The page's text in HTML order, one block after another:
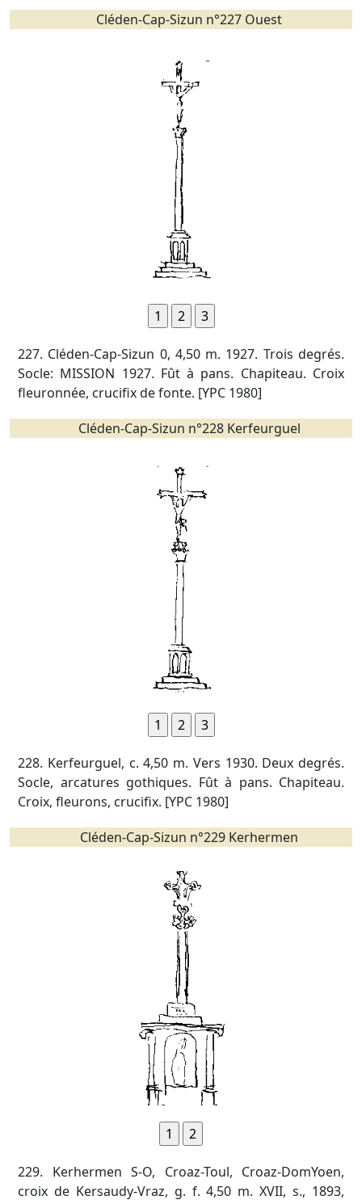
Cléden-Cap-Sizun n°227 Ouest
227. Cléden-Cap-Sizun 0, 4,50 m. 1927. Trois degrés.
Socle: MISSION 1927. Fût à pans. Chapiteau. Croix
fleuronnée, crucifix de fonte. [YPC 1980]
Cléden-Cap-Sizun n°228 Kerfeurguel
228. Kerfeurguel, c. 4,50 m. Vers 1930. Deux degrés.
Socle, arcatures gothiques. Fût à pans. Chapiteau.
Croix, fleurons, crucifix. [YPC 1980]
Cléden-Cap-Sizun n°229 Kerhermen
229. Kerhermen S-O, Croaz-Toul, Croaz-DomYoen,
croix de Kersaudy-Vraz, g. f. 4,50 m. XVII, s., 1893,